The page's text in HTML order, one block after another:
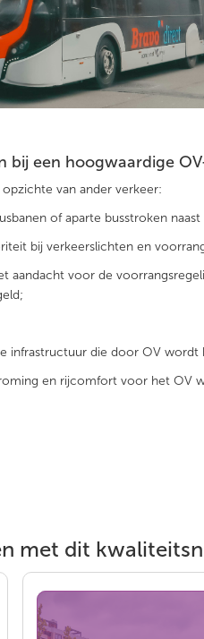
bij een hoogwaardige
van ander verkeer:
of aparte busstroken naast
bij verkeerslichten en
aandacht voor de
infrastructuur die door OV wordt
en rijcomfort voor het OV
met dit